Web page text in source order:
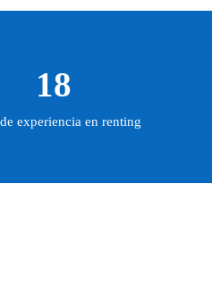
18
experiencia en renting